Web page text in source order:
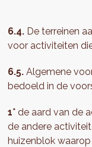
6.4. De terreinen
voor activiteiten
6.5.Algemene
bedoeld in de
1°de aard van de
de andere
huizenblok